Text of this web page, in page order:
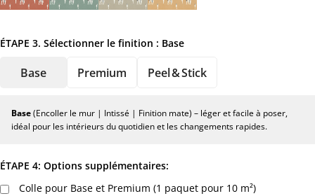
ÉTAPE 3. Sélectionner le finition : Base
Base Premium Peel & Stick
Base(Encoller le mur | Intissé | Finition mate) – léger et facile à poser,
idéal pour les intérieurs du quotidien et les changements rapides.
ÉTAPE 4: Options supplémentaires:
Colle pour Base et Premium (1 paquet pour 10 m²)